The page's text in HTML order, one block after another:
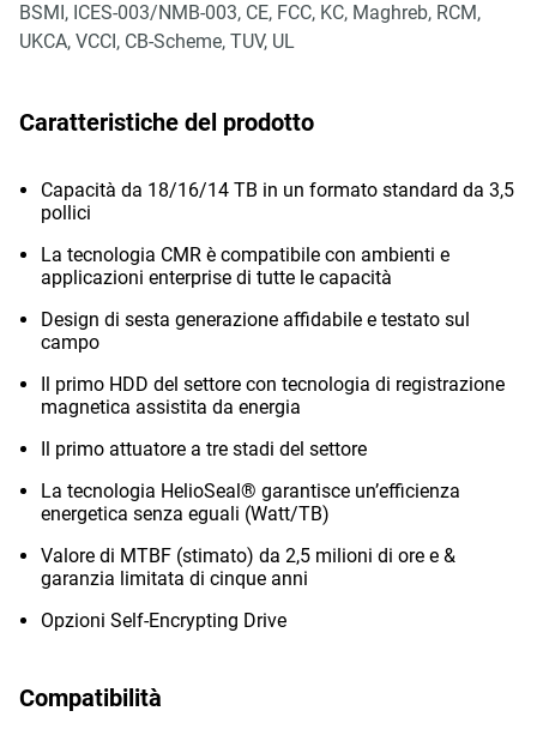
BSMI, ICES-003/NMB-003, CE, FCC, KC, Maghreb, RCM,
UKCA, VCCI, CB-Scheme, TUV, UL
Caratteristiche del prodotto
Capacità da 18/16/14 TB in un formato standard da 3,5
pollici
La tecnologia CMR è compatibile con ambienti e
applicazioni enterprise di tutte le capacità
Design di sesta generazione affidabile e testato sul
campo
Il primo HDD del settore con tecnologia di registrazione
magnetica assistita da energia
Il primo attuatore a tre stadi del settore
La tecnologia HelioSeal® garantisce un’efficienza
energetica senza eguali (Watt/TB)
Valore di MTBF (stimato) da 2,5 milioni di ore e &
garanzia limitata di cinque anni
Opzioni Self-Encrypting Drive
Compatibilità